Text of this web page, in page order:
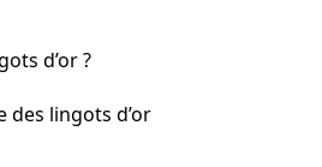
d’or ?
des lingots d’or